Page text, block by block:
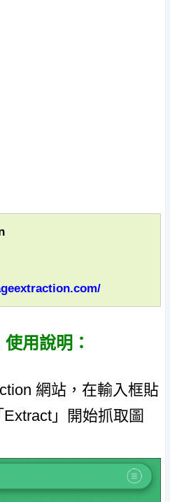
用說明：
網站，在輸入框貼
Extract」開始抓取圖